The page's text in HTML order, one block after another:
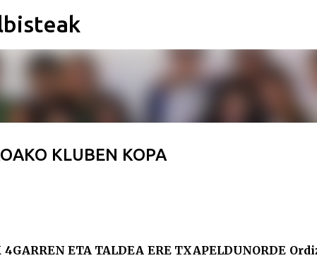
Saltatu eta joan eduki nagusira
KLUBEN KOPA
ETA TALDEA ERE TXAPELDUNORDE